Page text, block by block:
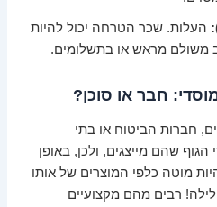
העלות. שכר הטרחה יכול להיות
משולם מראש או בתשלומים.
חבר או סוכן?
חברות הביטוח או בתי
שהם מייצגים, ולכן, באופן
מוטה כלפי המוצרים של אותו
רבים מהם מקצועיים